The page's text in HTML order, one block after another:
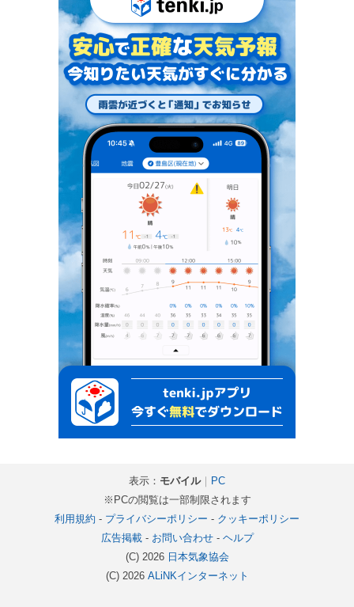
表示： モバイル｜ PC
※PCの閲覧は一部制限されます
利用規約 - プライバシーポリシー - クッキーポリシー
広告掲載- お問い合わせ- ヘルプ
(C) 2026 日本気象協会
(C) 2026 ALiNKインターネット